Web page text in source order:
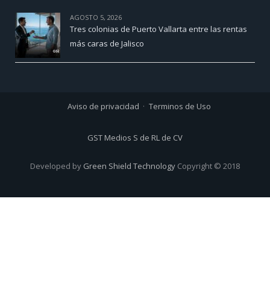
AGOSTO 5, 2026
Tres colonias de Puerto Vallarta entre las rentas
más caras de Jalisco
Aviso de privacidad Terminos de Uso
GST Medios S de RL de CV
Developed by Green Shield Technology Copyright © 2018